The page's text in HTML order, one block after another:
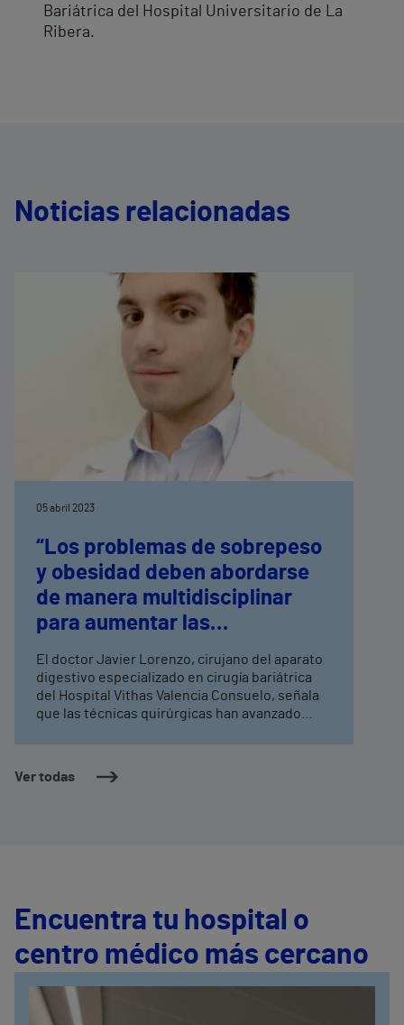
Bariátrica del Hospital Universitario de La
Ribera.
Noticias relacionadas
Ver todas
05 abril 2023
“Los problemas de sobrepeso
y obesidad deben abordarse
de manera multidisciplinar
para aumentar las
posibilidades de éxito”
El doctor Javier Lorenzo, cirujano del aparato
digestivo especializado en cirugía bariátrica
del Hospital Vithas Valencia Consuelo, señala
que las técnicas quirúrgicas han avanzado
obesidad en la Comunidad Valenciana tiene
Encuentra tu hospital o
centro médico más cercano